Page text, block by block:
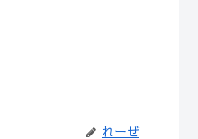
れーぜ